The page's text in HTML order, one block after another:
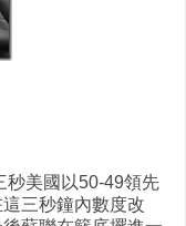
秒美國以50-49領先
三秒鐘內數度改